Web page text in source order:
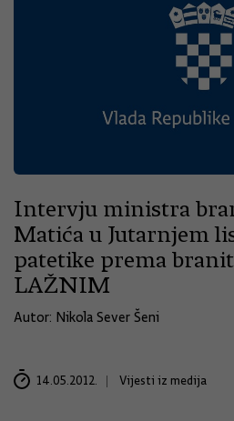
Intervju ministra
Matića u Jutarnjem
patetike prema
LAŽNIM
Autor: Nikola Sever Šeni
14.05.2012. Vijesti iz medija